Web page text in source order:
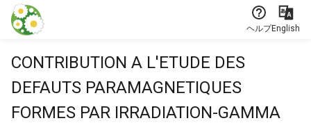
本文に飛ぶ
ヘルプEnglish
CONTRIBUTION A L'ETUDE DES
DEFAUTS PARAMAGNETIQUES
FORMES PAR IRRADIATION-GAMMA